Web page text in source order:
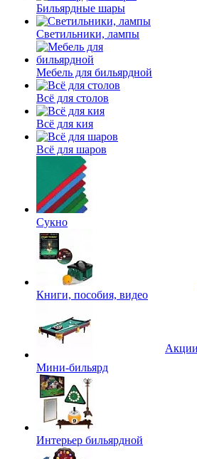
Бильярдные шары
Светильники, лампы
Мебель для бильярдной
Всё для столов
Всё для кия
Всё для шаров
Сукно
Книги, пособия, видео
Мини-бильярд
Интерьер бильярдной
Акции